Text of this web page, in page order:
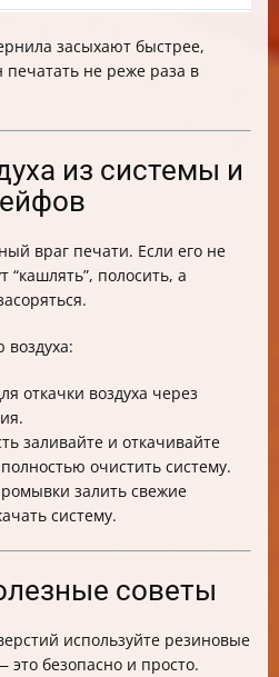
засыхают быстрее,
не реже раза в
из системы и
враг печати. Если его не
“кашлять”, полосить, а
откачки воздуха через
заливайте и откачивайте
очистить систему.
залить свежие
систему.
советы
используйте резиновые
это безопасно и просто.